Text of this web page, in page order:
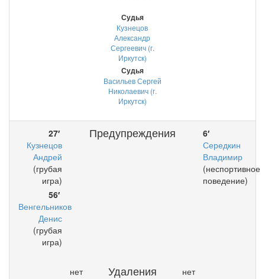
Судья
Кузнецов
Александр
Сергеевич (г.
Иркутск)
Судья
Васильев Сергей
Николаевич (г.
Иркутск)
27′
Кузнецов
Андрей
(грубая
игра)
56′
Венгельников
Денис
(грубая
игра)
Предупреждения
6′
Середкин
Владимир
(неспортивное
поведение)
нет Удаления нет